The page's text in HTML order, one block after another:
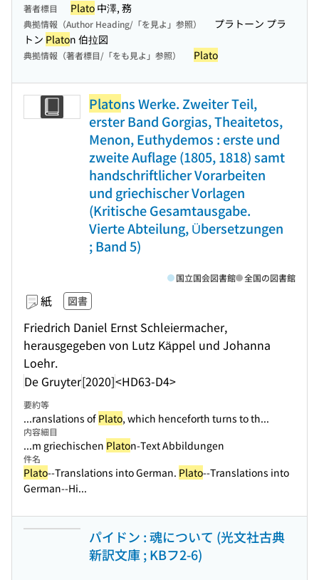
著者標目 Plato 中澤, 務
典拠情報（Author Heading/「を見よ」参照）
プラトーン プラ
トン Platon 伯拉図
典拠情報（著者標目/「をも見よ」参照） Plato
Platons Werke. Zweiter Teil,
erster Band Gorgias, Theaitetos,
Menon, Euthydemos : erste und
zweite Auflage (1805, 1818) samt
handschriftlicher Vorarbeiten
und griechischer Vorlagen
(Kritische Gesamtausgabe.
Vierte Abteilung, Übersetzungen
; Band 5)
紙 図書
Friedrich Daniel Ernst Schleiermacher,
herausgegeben von Lutz Käppel und Johanna
Loehr.
De Gruyter[2020]<HD63-D4>
国立国会図書館 全国の図書館
要約等
...ranslations of Plato, which henceforth turns to th...
内容細目
...m griechischen Platon-Text Abbildungen
件名
Plato--Translations into German. Plato--Translations into
German--Hi...
パイドン : 魂について (光文社古典
新訳文庫 ; KBフ2-6)